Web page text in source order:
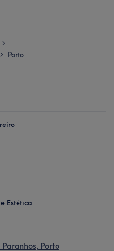
>
> Porto
Estética
Porto